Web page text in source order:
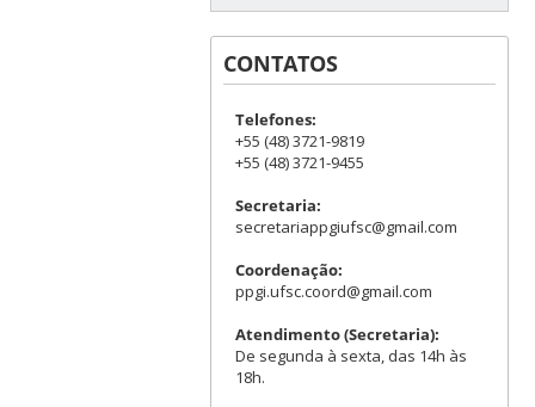
CONTATOS
Telefones:
+55 (48) 3721-9819
+55 (48) 3721-9455
Secretaria:
secretariappgiufsc@gmail.com
Coordenação:
ppgi.ufsc.coord@gmail.com
Atendimento (Secretaria):
De segunda à sexta, das 14h às
18h.